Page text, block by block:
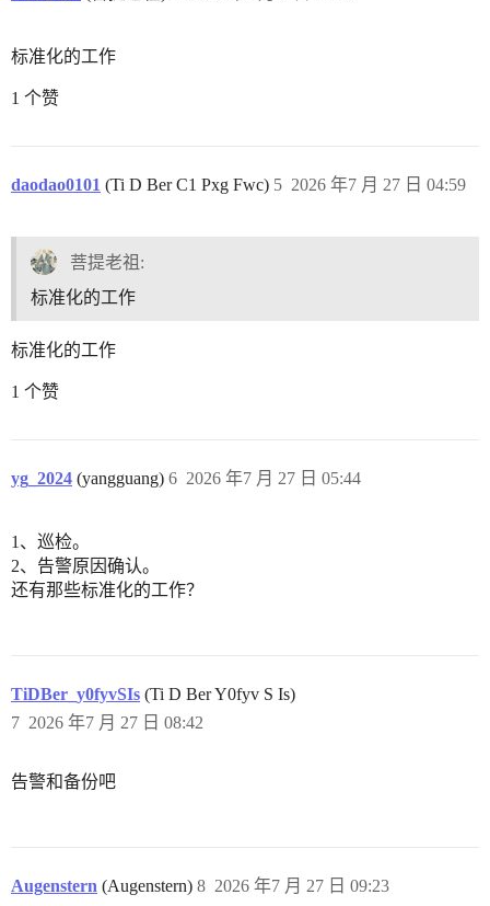
标准化的工作
1 个赞
daodao0101 (Ti D Ber C1 Pxg Fwc) 2026 年7 月 27 日 04:59
5
菩提老祖:
标准化的工作
标准化的工作
1 个赞
yg_2024 (yangguang) 2026 年7 月 27 日 05:44
6
1、巡检。
2、告警原因确认。
还有那些标准化的工作？
TiDBer_y0fyvSIs (Ti D Ber Y0fyv S Is)
2026 年7 月 27 日 08:42
7
告警和备份吧
Augenstern (Augenstern) 2026 年7 月 27 日 09:23
8